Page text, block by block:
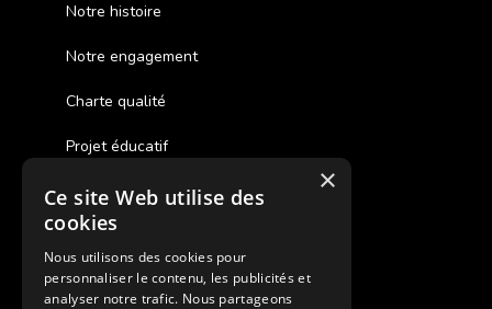
Notre histoire
Notre engagement
Charte qualité
Projet éducatif
Des colonies de vacances inclusives
Assurances annulations
Aides financières pour partir en colonie
×
Ce site Web utilise des
cookies
Nous utilisons des cookies pour
personnaliser le contenu, les publicités et
analyser notre trafic. Nous partageons